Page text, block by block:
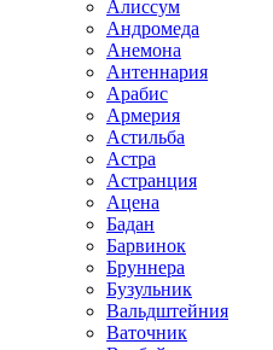
Алиссум
Андромеда
Анемона
Антеннария
Арабис
Армерия
Астильба
Астра
Астранция
Ацена
Бадан
Барвинок
Бруннера
Бузульник
Вальдштейния
Ваточник